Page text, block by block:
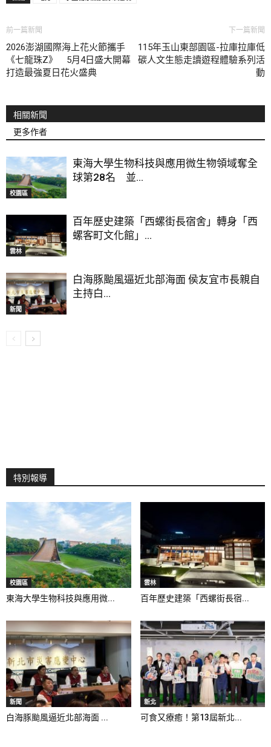
前一篇新聞
2026澎湖國際海上花火節攜手
《七龍珠Z》 5月4日盛大開幕
打造最強夏日花火盛典
下一篇新聞
115年玉山東部園區-拉庫拉庫低
碳人文生態走讀遊程體驗系列活
動
相關新聞
更多作者
校園區
東海大學生物科技與應用微生物領域奪全
球第28名 並...
雲林
百年歷史建築「西螺街長宿舍」轉身「西
螺客町文化館」...
新聞
白海豚颱風逼近北部海面 侯友宜市長親自
主持白...
特別報導
校園區
東海大學生物科技與應用微...
雲林
百年歷史建築「西螺街長宿...
新聞
白海豚颱風逼近北部海面 ...
新北
可食又療癒！第13屆新北...